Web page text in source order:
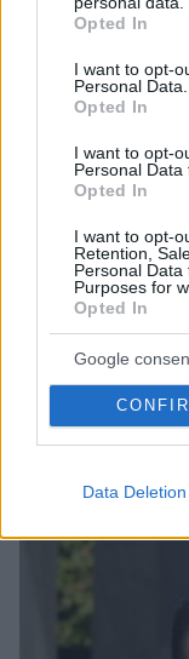
grant or deny
use your data for
consent section.
Opted In
I want to opt-
Personal Data.
Opted In
I want to opt-
Personal Data
Opted In
I want to opt-
Retention,
Personal
Purposes for
Opted In
Google
Data Deletion
Στη ΓΑΔΑ
για την
06.08.2026, 23:17